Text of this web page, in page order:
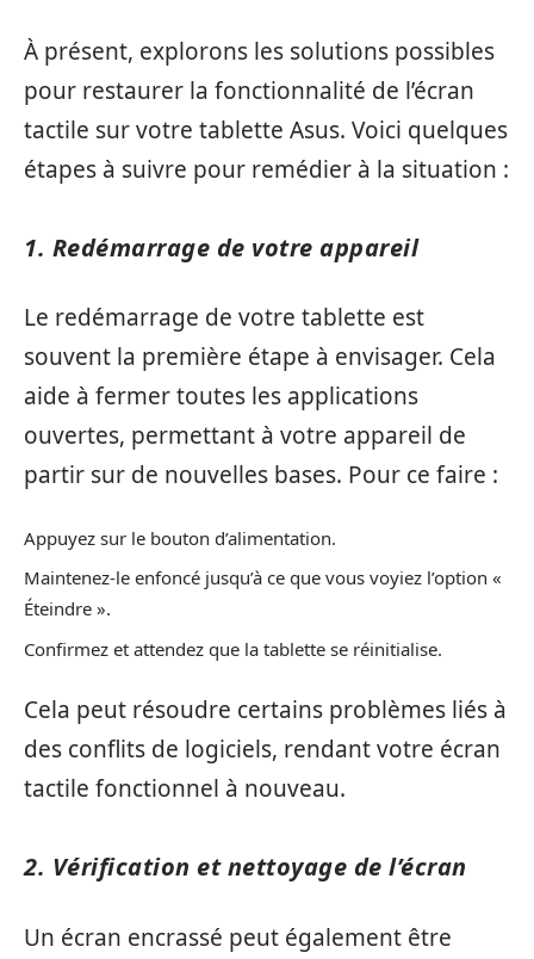
À présent, explorons les solutions possibles
pour restaurer la fonctionnalité de l’écran
tactile sur votre tablette Asus. Voici quelques
étapes à suivre pour remédier à la situation :
1. Redémarrage de votre appareil
Le redémarrage de votre tablette est
souvent la première étape à envisager. Cela
aide à fermer toutes les applications
ouvertes, permettant à votre appareil de
partir sur de nouvelles bases. Pour ce faire :
Appuyez sur le bouton d’alimentation.
Maintenez-le enfoncé jusqu’à ce que vous voyiez l’option «
Éteindre ».
Confirmez et attendez que la tablette se réinitialise.
Cela peut résoudre certains problèmes liés à
des conflits de logiciels, rendant votre écran
tactile fonctionnel à nouveau.
2. Vérification et nettoyage de l’écran
Un écran encrassé peut également être